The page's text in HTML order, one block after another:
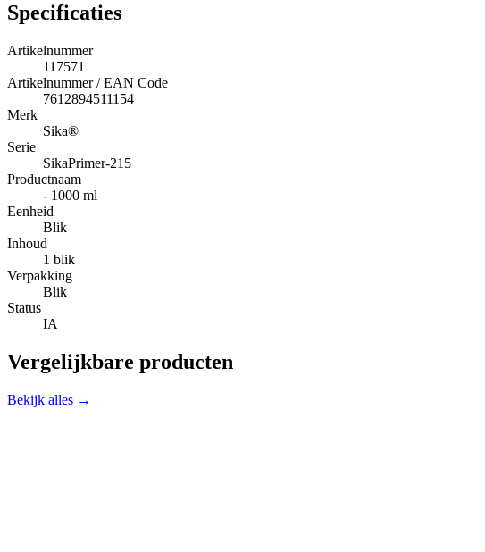
Specificaties
Artikelnummer
117571
Artikelnummer / EAN Code
7612894511154
Merk
Sika®
Serie
SikaPrimer-215
Productnaam
- 1000 ml
Eenheid
Blik
Inhoud
1 blik
Verpakking
Blik
Status
IA
Vergelijkbare producten
Bekijk alles →